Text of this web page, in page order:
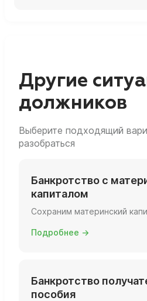
Другие
должников
Выберите подходящий
разобраться
Банкротство с
капиталом
Сохраним материнский
Подробнее →
Банкротство
пособия